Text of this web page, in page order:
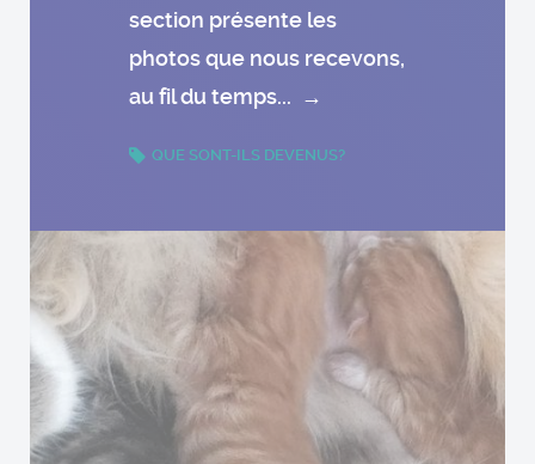
section présente les
photos que nous recevons,
au fil du temps... →
QUE SONT-ILS DEVENUS?